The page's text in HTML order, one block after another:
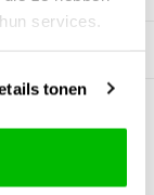
services.
tonen